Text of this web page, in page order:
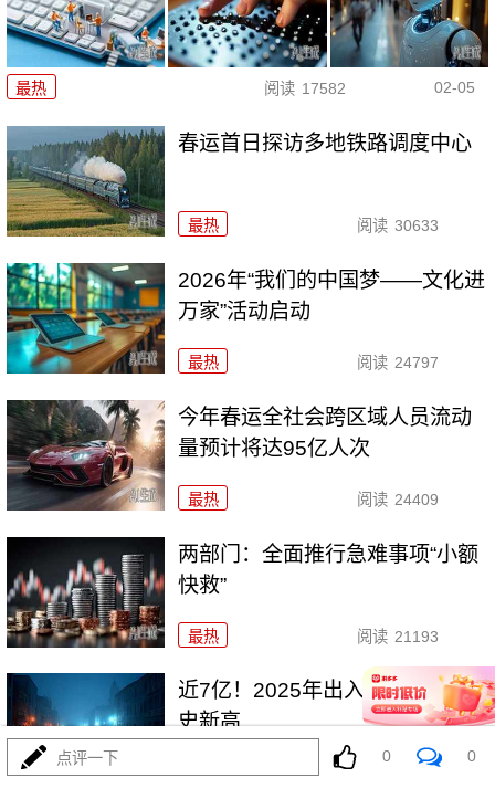
最热 阅读 17582 02-05
春运首日探访多地铁路调度中心
最热 阅读 30633
2026年“我们的中国梦——文化进
万家”活动启动
最热 阅读 24797
今年春运全社会跨区域人员流动
量预计将达95亿人次
最热 阅读 24409
两部门：全面推行急难事项“小额
快救”
最热 阅读 21193
近7亿！2025年出入境人次创历
史新高
最热 19412
点评一下 0 0